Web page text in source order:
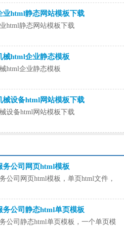
业html静态网站模板下载
html静态网站模板下载
械html企业​​静态模板
html企业​​静态模板
械设备html网站模板下载
设备html网站模板下载
务公司网页html模板
公司网页html模板，单页html文件，
务公司静态html单页模板
公司静态html单页模板，一个单页模